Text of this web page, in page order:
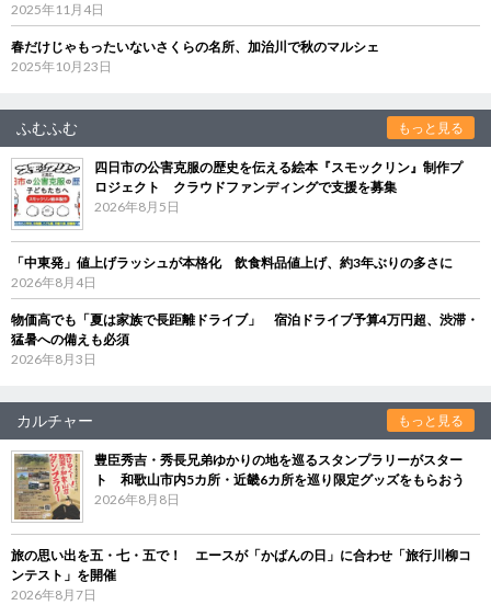
2025年11月4日
春だけじゃもったいないさくらの名所、加治川で秋のマルシェ
2025年10月23日
ふむふむ もっと見る
四日市の公害克服の歴史を伝える絵本『スモックリン』制作プ
ロジェクト クラウドファンディングで支援を募集
2026年8月5日
「中東発」値上げラッシュが本格化 飲食料品値上げ、約3年ぶりの多さに
2026年8月4日
物価高でも「夏は家族で長距離ドライブ」 宿泊ドライブ予算4万円超、渋滞・
猛暑への備えも必須
2026年8月3日
カルチャー もっと見る
豊臣秀吉・秀長兄弟ゆかりの地を巡るスタンプラリーがスター
ト 和歌山市内5カ所・近畿6カ所を巡り限定グッズをもらおう
2026年8月8日
旅の思い出を五・七・五で！ エースが「かばんの日」に合わせ「旅行川柳コ
ンテスト」を開催
2026年8月7日